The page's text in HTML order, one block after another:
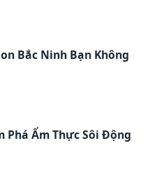
Bắc Ninh Bạn Không
Phá Ẩm Thực Sôi Động